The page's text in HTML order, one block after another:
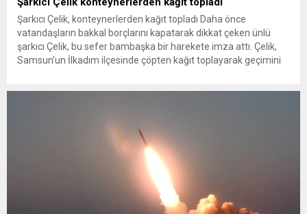
Şarkıcı Çelik, konteynerlerden kağıt topladı Daha önce
vatandaşların bakkal borçlarını kapatarak dikkat çeken ünlü
şarkıcı Çelik, bu sefer bambaşka bir harekete imza attı. Çelik,
Samsun’un İlkadım ilçesinde çöpten kağıt toplayarak geçimini